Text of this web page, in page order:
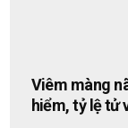
Viêm màng
hiểm, tỷ lệ tử